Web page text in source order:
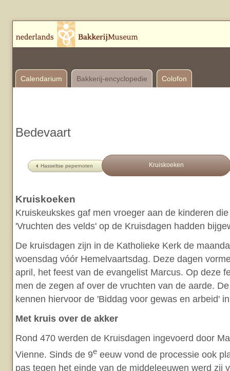
Calendarium Bakkerij-encyclopedie Colofon
Bedevaart
Hasseltse pepernoten Kruiskoeken
Kruiskoeken
Kruiskeukskes gaf men vroeger aan de kinderen
'Vruchten des velds' op de Kruisdagen hadden
De kruisdagen zijn in de Katholieke Kerk de
woensdag vóór Hemelvaartsdag. Deze dagen
april, het feest van de evangelist Marcus. Op deze
men de zegen af over de vruchten van de aarde.
kennen hiervoor de 'Biddag voor gewas en arbeid'
Met kruis over de akker
Rond 470 werden de Kruisdagen ingevoerd door
Vienne. Sinds de 9e eeuw vond de processie ook
pas tegen het einde van de middeleeuwen werd zij